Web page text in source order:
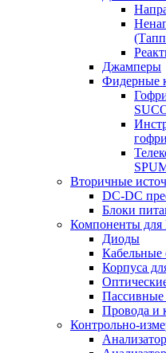
Джамперы
Фидерные
Вторичные
DC-DC
Блоки
Компоненты
Диоды
Кабельные
Корпуса
Провода и
Контрольно-